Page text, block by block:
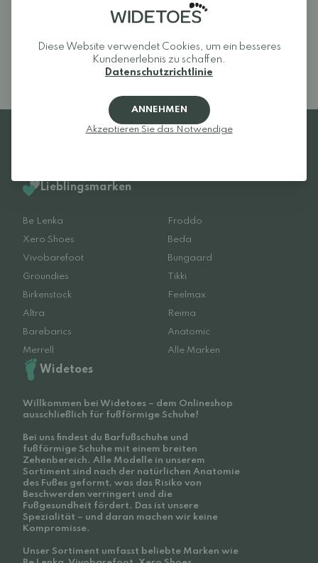
Bewertungen vor.
Melden Sie sich an und
bewerten Sie das Produkt.
Lieblingsmarken
Be Lenka
Froddo
Xero Shoes
Beda
Vivobarefoot
Bungaard
Groundies
Tikki
Birkenstock
Feelmax
Altra
Reima
Barebarics
Anatomic
Merrell
Alle Marken
Widetoes
Willkommen bei Widetoes – dem Onlineshop
ausschließlich für fußförmige Schuhe!
Bei uns findest du Barfußschuhe und
fußförmige Schuhe mit einem breiten
Zehenbereich. Alle Modelle in unserem
Sortiment sind nach der natürlichen Anatomie
des Fußes geformt, was das Risiko von
Beschwerden verringert und die
Fußgesundheit fördert. Das ist unsere
Spezialität – und daran machen wir keine
Kompromisse.
Unser Sortiment umfasst beliebte Marken wie
Diese Website verwendet Cookies, um ein besseres
Kundenerlebnis zu schaffen.
Datenschutzrichtlinie
ANNEHMEN
Akzeptieren Sie das Notwendige